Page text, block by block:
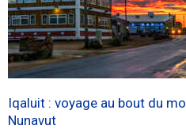
Iqaluit : voyage au bout du
Nunavut